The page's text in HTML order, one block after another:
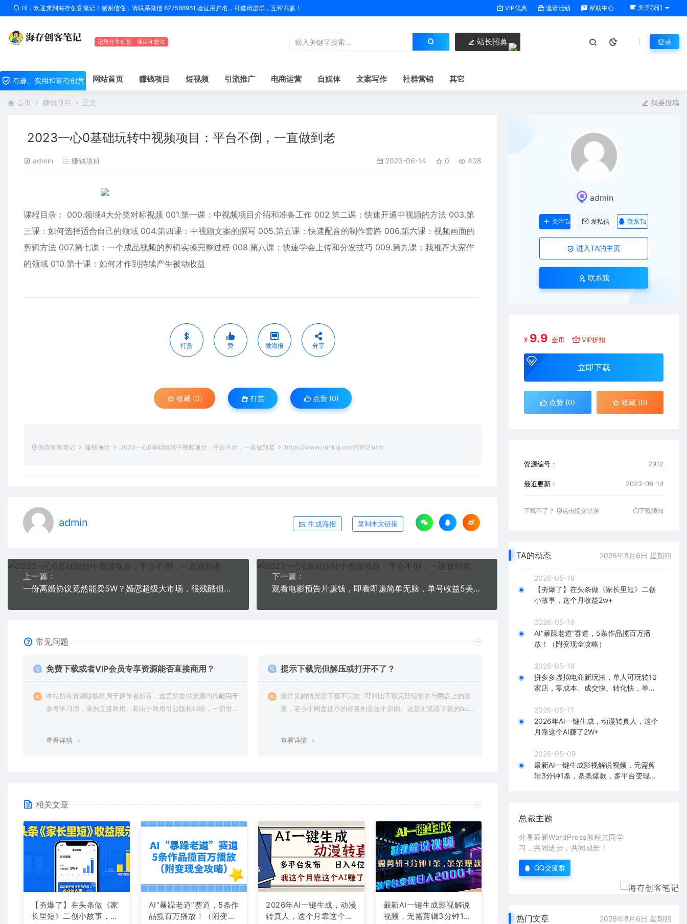
HI，欢迎来到海存创客笔记！感谢信任，请联系微信 877588961 验证用户名，可邀请进群，互帮共赢！ VIP优惠 邀请活动 帮助中心 关于我们
记录分享创意、项目和想法 站长招募 登录
有趣、实用和富有创意 网站首页 赚钱项目 短视频 引流推广 电商运营 自媒体 文案写作 社群营销 其它
首页 赚钱项目 正文 我要投稿
2023一心0基础玩转中视频项目：平台不倒，一直做到老
admin 赚钱项目 2023-06-14 0 408
课程目录： 000.领域4大分类对标视频 001.第一课：中视频项目介绍和准备工作 002.第二课：快速开通中视频的方法 003.第
三课：如何选择适合自己的领域 004.第四课：中视频文案的撰写 005.第五课：快速配音的制作套路 006.第六课：视频画面的
剪辑方法 007.第七课：一个成品视频的剪辑实操完整过程 008.第八课：快速学会上传和分发技巧 009.第九课：我推荐大家作
的领域 010.第十课：如何才作到持续产生被动收益
打赏 赞 微海报 分享
收藏 (0) 打赏 点赞 (0)
海存创客笔记 赚钱项目 2023一心0基础玩转中视频项目：平台不倒，一直做到老 https://www.cunkbj.com/2912.html
admin 生成海报 复制本文链接
上一篇：
一份离婚协议竟然能卖5W？婚恋超级大市场，很残酷但却很吃香，小白可做
下一篇：
观看电影预告片赚钱，即看即赚简单无脑，单号收益5美金可批量
常见问题
免费下载或者VIP会员专享资源能否直接商用？
本站所有资源版权均属于原作者所有，这里所提供资源均只能用于
参考学习用，请勿直接商用。若由于商用引起版权纠纷，一切责任
查看详情
提示下载完但解压或打开不了？
最常见的情况是下载不完整: 可对比下载完压缩包的与网盘上的容
量，若小于网盘提示的容量则是这个原因。这是浏览器下载的bu
查看详情
相关文章
【夯爆了】在头条做《家
长里短》二创小故事，这
AI“暴躁老道”赛道，5条作
品揽百万播放！（附变现
2026年AI一键生成，动漫
转真人，这个月靠这个AI
最新AI一键生成影视解说
视频，无需剪辑3分钟1
admin
关注Ta 发私信 联系Ta
进入TA的主页
联系我
¥ 9.9 金币 VIP折扣
立即下载
点赞 (0) 收藏 (0)
资源编号： 2912
最近更新： 2023-06-14
下载不了？ 点击提交错误 下载须知
TA的动态 2026年8月6日 星期四
2026-05-18
【夯爆了】在头条做《家长里短》二创
小故事，这个月收益2w+
2026-05-18
AI“暴躁老道”赛道，5条作品揽百万播
放！（附变现全攻略）
2026-05-18
拼多多虚拟电商新玩法，单人可玩转10
家店，零成本、成交快、转化快，单店
2026-05-11
2026年AI一键生成，动漫转真人，这个
月靠这个AI赚了2W+
2026-05-09
最新AI一键生成影视解说视频，无需剪
辑3分钟1条，条条爆款，多平台变现日
总裁主题
分享最新WordPress教程共同学
习，共同进步，共同成长！
QQ交流群
热门文章 2026年8月6日 星期四